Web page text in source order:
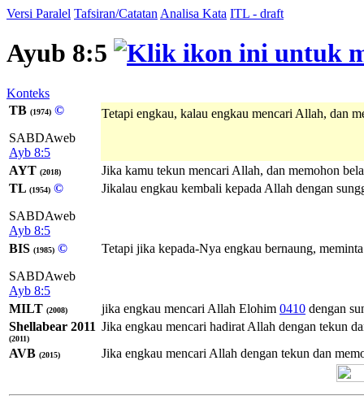
Versi Paralel Tafsiran/Catatan Analisa Kata ITL - draft
Ayub 8:5
Konteks
TB (1974) ©
SABDAweb
Ayb 8:5
Tetapi engkau, kalau engkau mencari Allah, dan
AYT (2018)
Jika kamu tekun mencari Allah, dan memohon
TL (1954) ©
SABDAweb
Ayb 8:5
Jikalau engkau kembali kepada Allah dengan
BIS (1985) ©
SABDAweb
Ayb 8:5
Tetapi jika kepada-Nya engkau bernaung,
MILT (2008) jika engkau mencari Allah Elohim 0410 dengan
Shellabear 2011
(2011)
Jika engkau mencari hadirat Allah dengan tekun
AVB (2015) Jika engkau mencari Allah dengan tekun dan